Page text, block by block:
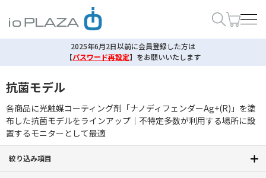
2025年6月2日以前に会員登録した方は
【パスワード再設定】 をお願いいたします
抗菌モデル
各商品に光触媒コーティング剤「ナノディフェンダーAg+(R)」を塗
布した抗菌モデルをラインアップ｜不特定多数が利用する場所に設
置するモニターとして最適
絞り込み項目